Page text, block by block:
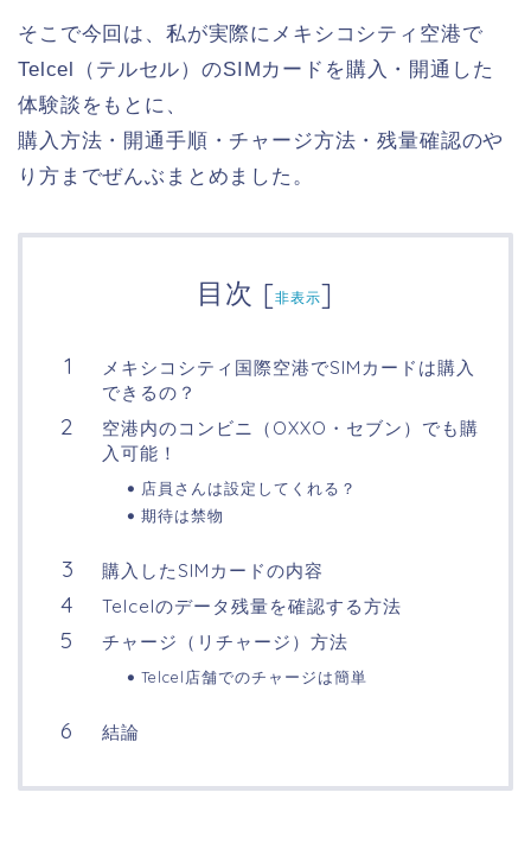
そこで今回は、私が実際にメキシコシティ空港で
Telcel（テルセル）のSIMカードを購入・開通した
体験談をもとに、
購入方法・開通手順・チャージ方法・残量確認のや
り方までぜんぶまとめました。
目次 [非表示]
メキシコシティ国際空港でSIMカードは購入
できるの？
空港内のコンビニ（OXXO・セブン）でも購
入可能！
店員さんは設定してくれる？
期待は禁物
購入したSIMカードの内容
Telcelのデータ残量を確認する方法
チャージ（リチャージ）方法
Telcel店舗でのチャージは簡単
結論